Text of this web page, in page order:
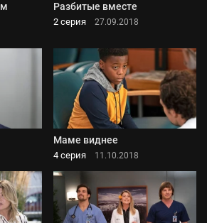
Разбитые вместе
2 серия 27.09.2018
Маме виднее
4 серия 11.10.2018